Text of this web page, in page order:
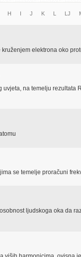
H I J K L LJ
elektrona oko
na temelju rezultata
se temelje proračuni
ljudskoga oka da